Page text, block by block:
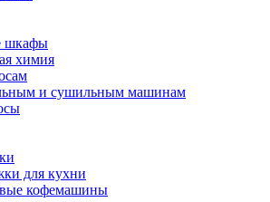
шкафы
химия
и сушильным машинам
для кухни
кофемашины